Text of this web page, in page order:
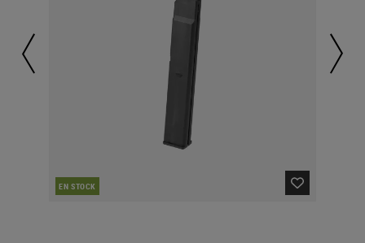
EN STOCK